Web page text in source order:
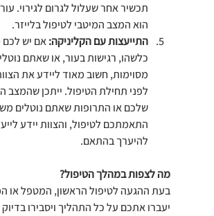
תכשיר אחר שעלול לגרום לגירוי.
הוא המצב המיטבי לטיפול בלייזר.
התייעצות עם הקליניקה: אם יש לכם
כלשהו, רגישות בעור, או שאתם
מסוימות, חשוב מאוד ליידע את
לפני תחילת הטיפול. ייתכן שהמצב
שלכם או התרופות שאתם נוטלים
התאמתכם לטיפול, והצוות יידע
להיערך בהתאם.
מה לצפות במהלך הטיפול?
בעת ההגעה לטיפול הראשון, המטפל או
יעברו אתכם על כל התהליך ויסבירו